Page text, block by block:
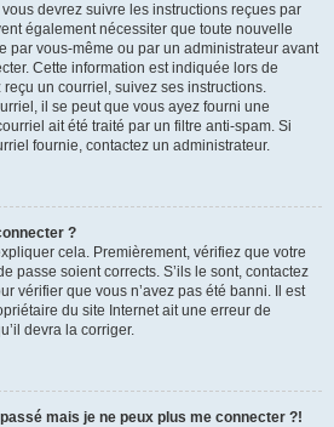
vous devrez suivre les instructions reçues par
également nécessiter que toute nouvelle
par vous-même ou par un administrateur avant
Cette information est indiquée lors de
reçu un courriel, suivez ses instructions.
il se peut que vous ayez fourni une
ait été traité par un filtre anti-spam. Si
fournie, contactez un administrateur.
?
cela. Premièrement, vérifiez que votre
passe soient corrects. S’ils le sont, contactez
vérifier que vous n’avez pas été banni. Il est
du site Internet ait une erreur de
devra la corriger.
mais je ne peux plus me connecter ?!